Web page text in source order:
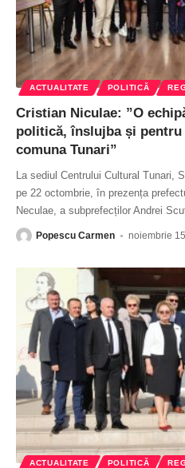
ACTUALITATE POLITICĂ
Cristian Niculae: ”O
politică, înslujba și
comuna Tunari”
La sediul Centrului Cultural Tunari,
pe 22 octombrie, în prezența
Neculae, a subprefecților Andrei
Popescu Carmen noiembrie
ACTUALITATE POLITICĂ